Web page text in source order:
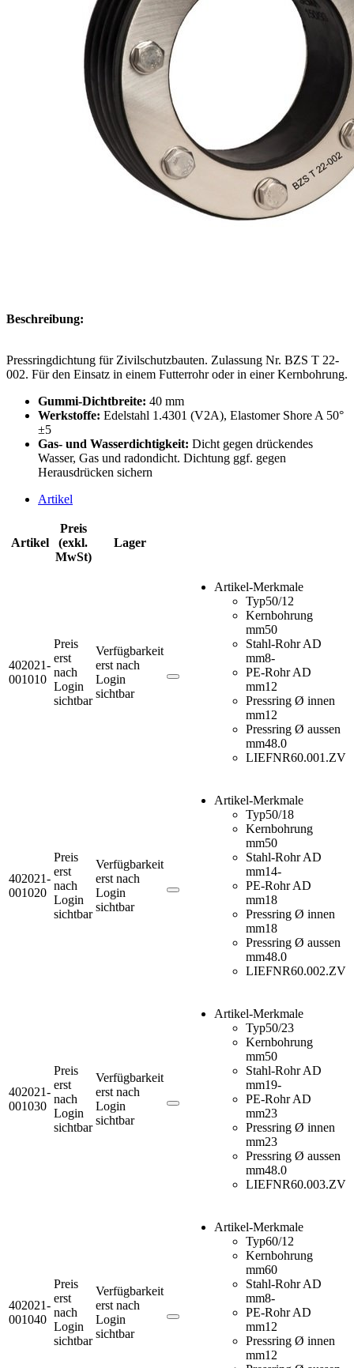
Beschreibung:
Pressringdichtung für Zivilschutzbauten. Zulassung Nr. BZS T 22-
002. Für den Einsatz in einem Futterrohr oder in einer Kernbohrung.
Gummi-Dichtbreite: 40 mm
Werkstoffe: Edelstahl 1.4301 (V2A), Elastomer Shore A 50°
±5
Gas- und Wasserdichtigkeit: Dicht gegen drückendes
Wasser, Gas und radondicht. Dichtung ggf. gegen
Herausdrücken sichern
Artikel
Artikel
Preis
(exkl.
MwSt)
Lager
402021-
001010
Preis
erst
nach
Login
sichtbar
Verfügbarkeit
erst nach
Login
sichtbar
Artikel-Merkmale
Typ50/12
Kernbohrung
mm50
Stahl-Rohr AD
mm8-
PE-Rohr AD
mm12
Pressring Ø innen
mm12
Pressring Ø aussen
mm48.0
LIEFNR60.001.ZV
402021-
001020
Preis
erst
nach
Login
sichtbar
Verfügbarkeit
erst nach
Login
sichtbar
Artikel-Merkmale
Typ50/18
Kernbohrung
mm50
Stahl-Rohr AD
mm14-
PE-Rohr AD
mm18
Pressring Ø innen
mm18
Pressring Ø aussen
mm48.0
LIEFNR60.002.ZV
402021-
001030
Preis
erst
nach
Login
sichtbar
Verfügbarkeit
erst nach
Login
sichtbar
Artikel-Merkmale
Typ50/23
Kernbohrung
mm50
Stahl-Rohr AD
mm19-
PE-Rohr AD
mm23
Pressring Ø innen
mm23
Pressring Ø aussen
mm48.0
LIEFNR60.003.ZV
402021-
001040
Preis
erst
nach
Login
sichtbar
Verfügbarkeit
erst nach
Login
sichtbar
Artikel-Merkmale
Typ60/12
Kernbohrung
mm60
Stahl-Rohr AD
mm8-
PE-Rohr AD
mm12
Pressring Ø innen
mm12